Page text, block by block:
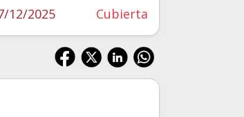
12/2025 Cubierta